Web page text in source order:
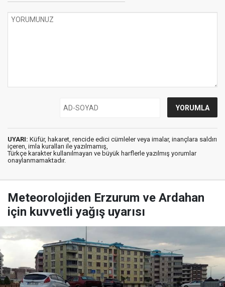
UYARI: Küfür, hakaret, rencide edici cümleler veya imalar, inançlara saldırı
içeren, imla kuralları ile yazılmamış,
Türkçe karakter kullanılmayan ve büyük harflerle yazılmış yorumlar
onaylanmamaktadır.
Meteorolojiden Erzurum ve Ardahan
için kuvvetli yağış uyarısı